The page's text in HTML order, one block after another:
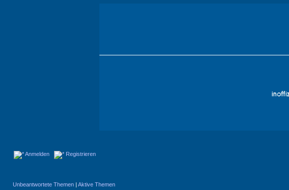
Anmelden Registrieren
Unbeantwortete Themen | Aktive Themen